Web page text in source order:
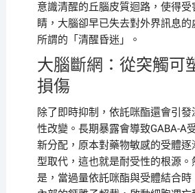
意識清醒的丘腦皮質迴路，使得受
睛，大腦卻早已失去對外界訊息
所謂的「清醒昏迷」。
大腦斷網：從突觸可
損傷
除了即時抑制，依託咪酯還會引
性改變。長期暴露會導致GABA-A
新分配，原本對藥物敏感的受體逐
型取代，這也就是耐受性的根源。
是，當過量依託咪酯與受體結合